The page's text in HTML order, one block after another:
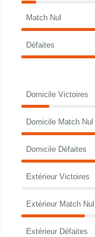
Match Nul
Défaites
Domicile Victoires
Domicile Match Nul
Domicile Défaites
Extérieur Victoires
Extérieur Match Nul
Extérieur Défaites